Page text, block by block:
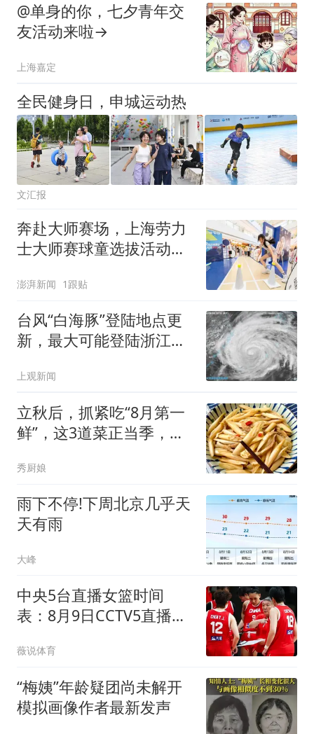
@单身的你，七夕青年交
友活动来啦→
上海嘉定
全民健身日，申城运动热
文汇报
奔赴大师赛场，上海劳力
士大师赛球童选拔活动启
澎湃新闻 1跟贴
台风“白海豚”登陆地点更
新，最大可能登陆浙江三
半圆
上观新闻
立秋后，抓紧吃“8月第一
鲜”，这3道菜正当季，鲜
年！
秀厨娘
雨下不停!下周北京几乎天
天有雨
大峰
中央5台直播女篮时间
表：8月9日CCTV5直播中
薇说体育
“梅姨”年龄疑团尚未解开
模拟画像作者最新发声